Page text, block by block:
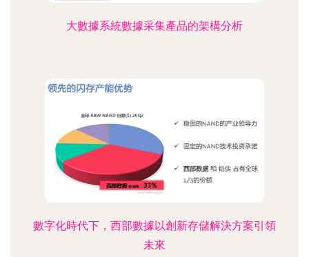
大數據系統數據采集產品的架構分析
數字化時代下，西部數據以創新存儲解決方案引領
未來